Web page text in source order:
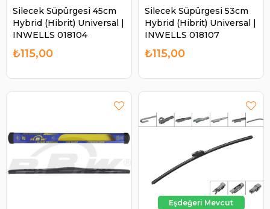
Silecek Süpürgesi 45cm
Hybrid (Hibrit) Universal |
INWELLS 018104
₺115,00
Silecek Süpürgesi 53cm
Hybrid (Hibrit) Universal |
INWELLS 018107
₺115,00